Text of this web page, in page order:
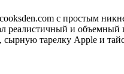
с простым
реалистичный и
сырную тарелку Apple и